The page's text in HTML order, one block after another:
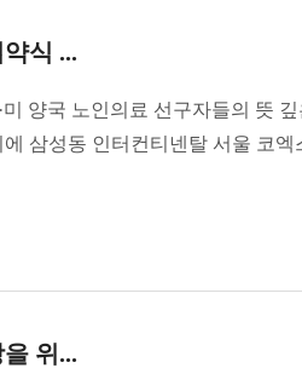
식 ...
양국 노인의료 선구자들의 뜻 깊
삼성동 인터컨티넨탈 서울 코엑
위...